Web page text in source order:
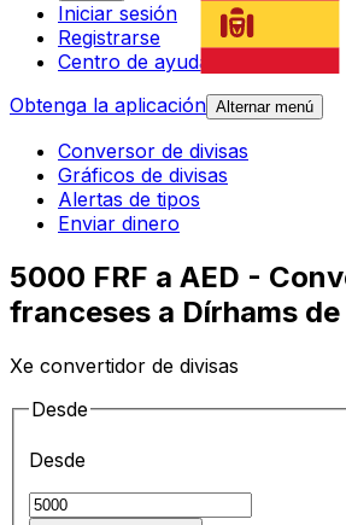
Iniciar sesión
Registrarse
Centro de ayuda
Obtenga la aplicación Alternar menú
Conversor de divisas
Gráficos de divisas
Alertas de tipos
Enviar dinero
5000 FRF a AED -
franceses a Dírhams de
Xe convertidor de divisas
Desde
Desde